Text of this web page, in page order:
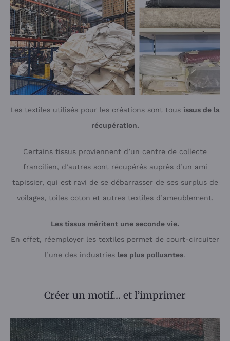
Les textiles utilisés pour les créations sont tous issus de la
récupération.
Certains tissus proviennent d’un centre de collecte
francilien, d’autres sont récupérés auprès d’un ami
tapissier, qui est ravi de se débarrasser de ses surplus de
voilages, toiles coton et autres textiles d’ameublement.
Les tissus méritent une seconde vie.
En effet, réemployer les textiles permet de court-circuiter
l’une des industries les plus polluantes.
Créer un motif… et l’imprimer